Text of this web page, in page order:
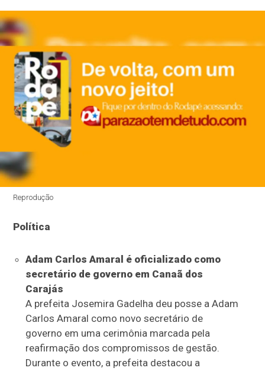
Reprodução
Política
Adam Carlos Amaral é oficializado como
secretário de governo em Canaã dos
Carajás
A prefeita Josemira Gadelha deu posse a Adam
Carlos Amaral como novo secretário de
governo em uma cerimônia marcada pela
reafirmação dos compromissos de gestão.
Durante o evento, a prefeita destacou a